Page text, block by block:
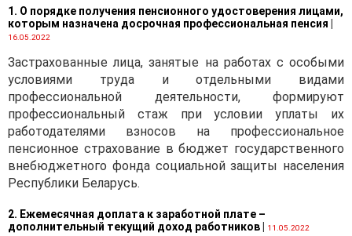
органах государственной
опасности Президента
Республики Беларусь,
Оперативно-аналитическом
центре при Президенте
Республики Беларусь,
органах пограничной
службы, внутренних войсках
Министерства внутренних
Государственном комитете
судебных экспертиз, органах
1. О порядке получения пенсионного удостоверения лицами,
которым назначена досрочная профессиональная пенсия
16.05.2022
Застрахованные лица, занятые на работах с особыми
условиями труда и отдельными видами
профессиональной деятельности, формируют
профессиональный стаж при условии уплаты их
работодателями взносов на профессиональное
пенсионное страхование в бюджет государственного
внебюджетного фонда социальной защиты населения
Республики Беларусь.
2. Ежемесячная доплата к заработной плате –
дополнительный текущий доход работников
11.05.2022